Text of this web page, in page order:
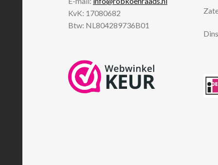
KvK: 17080682
Btw: NL804289736B01